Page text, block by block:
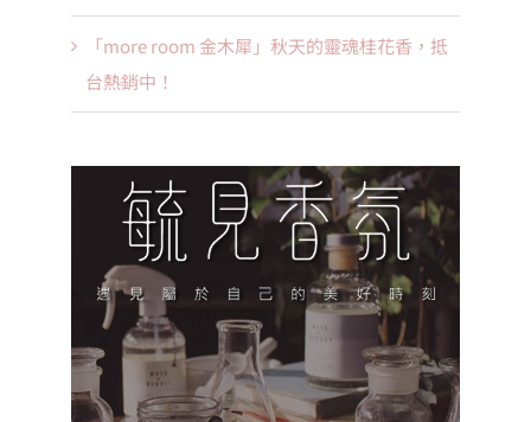
「more room 金木犀」秋天的靈魂桂花香，抵
台熱銷中！